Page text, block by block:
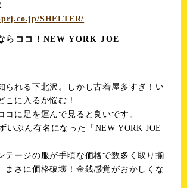
SHELTER/
らココ！NEW YORK JOE
られる下北沢。しかし古着屋多すぎ！い
こに入るか悩む！
コに足を運んで見ると良いです。
いぶん有名になった「NEW YORK JOE
テージの服が手頃な価格で数多く取り揃
まさに価格破壊！金銭感覚がおかしくな